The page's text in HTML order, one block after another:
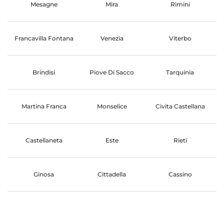
Mesagne Mira Rimini
Francavilla Fontana Venezia Viterbo
Brindisi Piove Di Sacco Tarquinia
Martina Franca Monselice Civita Castellana
Castellaneta Este Rieti
Ginosa Cittadella Cassino